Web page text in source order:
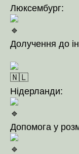
Люксембург:
Долучення до
Нідерланди:
Допомога у